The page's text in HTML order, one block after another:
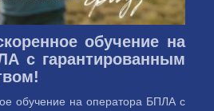
обучение на
с гарантированным
обучение на оператора БПЛА с